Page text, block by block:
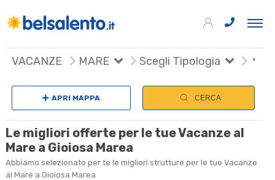
VACANZE MARE Scegli Tipologia
APRI MAPPA CERCA
Le migliori offerte per le tue Vacanze al
Mare a Gioiosa Marea
Abbiamo selezionato per te le migliori strutture per le tue Vacanze
al Mare a Gioiosa Marea
+